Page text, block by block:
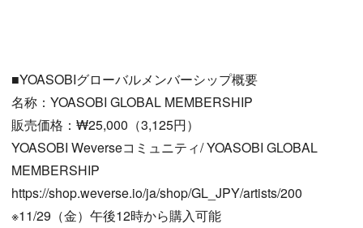
■YOASOBIグローバルメンバーシップ概要
名称：YOASOBI GLOBAL MEMBERSHIP
販売価格：₩25,000（3,125円）
YOASOBI Weverseコミュニティ/ YOASOBI GLOBAL
MEMBERSHIP
https://shop.weverse.io/ja/shop/GL_JPY/artists/200
※11/29（金）午後12時から購入可能